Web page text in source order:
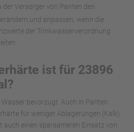
der Versorger von Panten den
und anpassen, wenn die
der Trinkwasserverordnung
ist für 23896
Wasser bevorzugt. Auch in Panten
für weniger Ablagerungen (Kalk).
auch einen sparsameren Einsatz von